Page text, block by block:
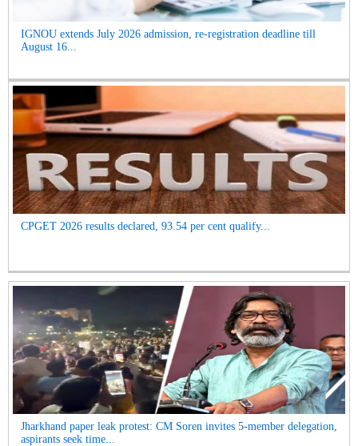
IGNOU extends July 2026 admission, re-registration deadline till
August 16...
CPGET 2026 results declared, 93.54 per cent qualify...
Jharkhand paper leak protest: CM Soren invites 5-member delegation,
aspirants seek time...